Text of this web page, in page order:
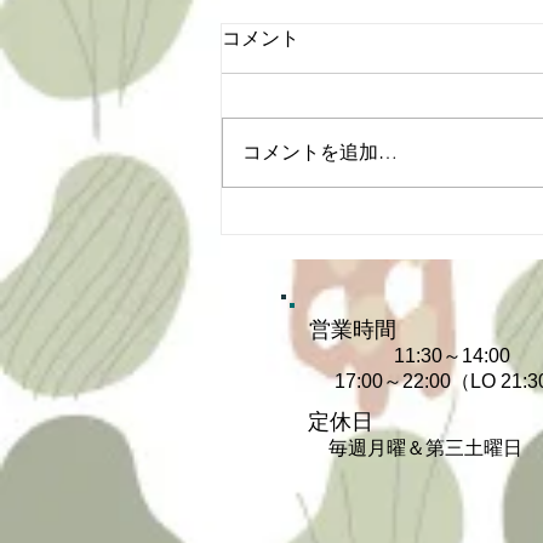
お馬流しお楽しみDays
コメント
コメントを追加…
営業時間
11:30～14:00
​17:00～22:00（LO
定休日
毎週月曜＆第三土曜日